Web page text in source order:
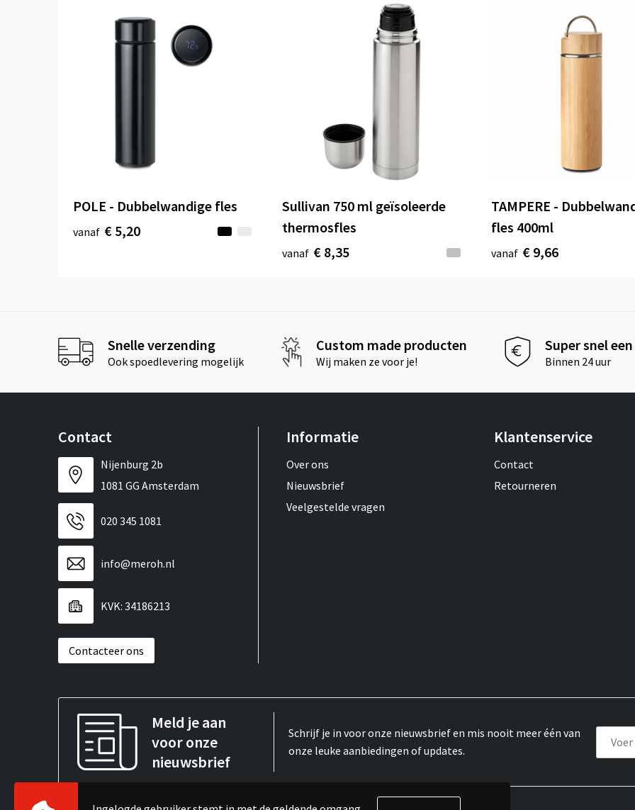
POLE - Dubbelwandige fles
vanaf € 5,20
Sullivan 750 ml geïsoleerde
thermosfles
vanaf € 8,35
TAMPERE -
fles 400ml
vanaf € 9,66
Snelle verzending
Ook spoedlevering mogelijk
Custom made producten
Wij maken ze voor je!
Super snel
Binnen 24 uur
Contact
Nijenburg 2b
1081 GG Amsterdam
020 345 1081
info@meroh.nl
KVK: 34186213
Contacteer ons
Informatie
Over ons
Nieuwsbrief
Veelgestelde vragen
Klantenservice
Contact
Retourneren
Meld je aan
voor onze
nieuwsbrief
Schrijf je in voor onze nieuwsbrief en mis nooit meer één van
onze leuke aanbiedingen of updates.